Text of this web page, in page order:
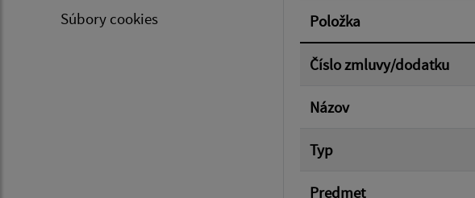
Súbory cookies Suma od:
Položka
Číslo zmluvy/dodatku
Názov
Typ
Predmet